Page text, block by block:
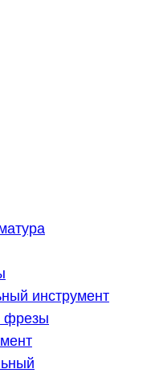
инструмент
фрезы